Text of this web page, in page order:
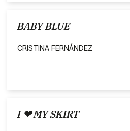
BABY BLUE
CRISTINA FERNÁNDEZ
I ❤ MY SKIRT